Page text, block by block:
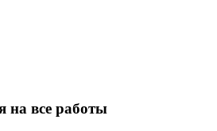
на все работы